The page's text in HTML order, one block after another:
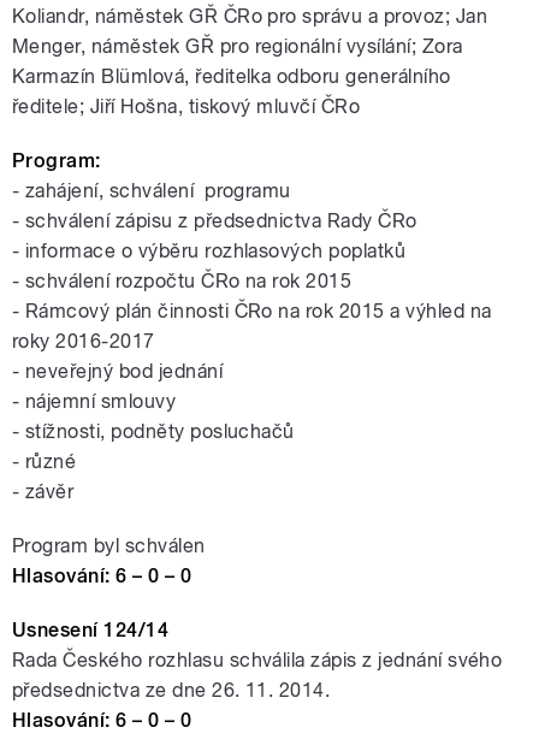
Koliandr, náměstek GŘ ČRo pro správu a provoz; Jan
Menger, náměstek GŘ pro regionální vysílání; Zora
Karmazín Blümlová, ředitelka odboru generálního
ředitele; Jiří Hošna, tiskový mluvčí ČRo
Program:
- zahájení, schválení programu
- schválení zápisu z předsednictva Rady ČRo
- informace o výběru rozhlasových poplatků
- schválení rozpočtu ČRo na rok 2015
- Rámcový plán činnosti ČRo na rok 2015 a výhled na
roky 2016-2017
- neveřejný bod jednání
- nájemní smlouvy
- stížnosti, podněty posluchačů
- různé
- závěr
Program byl schválen
Hlasování: 6 – 0 – 0
Usnesení 124/14
Rada Českého rozhlasu schválila zápis z jednání svého
předsednictva ze dne 26. 11. 2014.
Hlasování: 6 – 0 – 0